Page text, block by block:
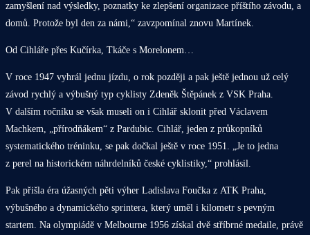
zamyšlení nad výsledky, poznatky ke zlepšení organizace příštího závodu, a
domů. Protože byl den za námi,“ zavzpomínal znovu Martínek.
Od Cihláře přes Kučírka, Tkáče s Morelonem…
V roce 1947 vyhrál jednu jízdu, o rok později a pak ještě jednou už celý
závod rychlý a výbušný typ cyklisty Zdeněk Štěpánek z VSK Praha.
V dalším ročníku se však museli on i Cihlář sklonit před Václavem
Machkem, „přírodňákem“ z Pardubic. Cihlář, jeden z průkopníků
systematického tréninku, se pak dočkal ještě v roce 1951. „Je to jedna
z perel na historickém náhrdelníků české cyklistiky,“ prohlásil.
Pak přišla éra úžasných pěti výher Ladislava Foučka z ATK Praha,
výbušného a dynamického sprintera, který uměl i kilometr s pevným
startem. Na olympiádě v Melbourne 1956 získal dvě stříbrné medaile, právě